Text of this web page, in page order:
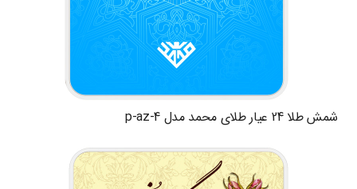
شمش طلا 24 عیار طلای محمد مدل p-az-4